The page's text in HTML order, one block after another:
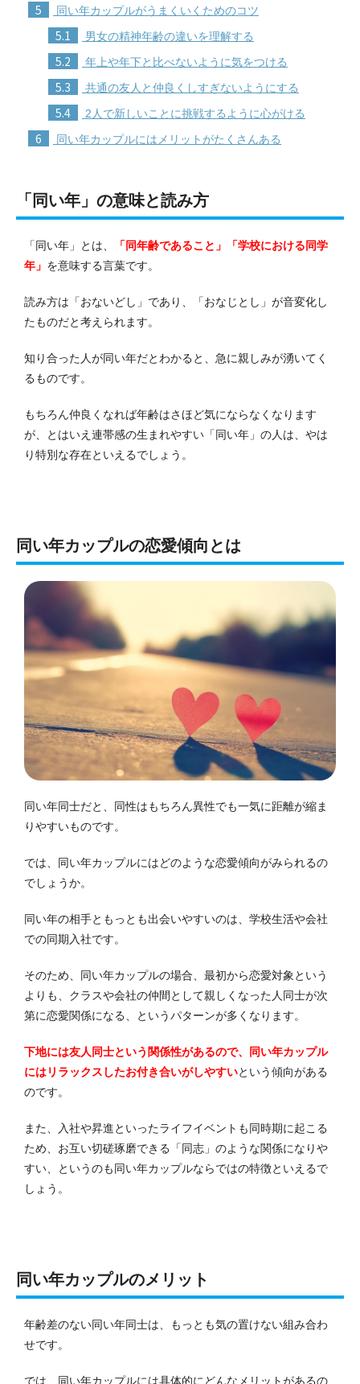
5 同い年カップルがうまくいくためのコツ
5.1 男女の精神年齢の違いを理解する
5.2 年上や年下と比べないように気をつける
5.3 共通の友人と仲良くしすぎないようにする
5.4 2人で新しいことに挑戦するように心がける
6 同い年カップルにはメリットがたくさんある
「同い年」の意味と読み方
「同い年」とは、
「同年齢であること」「学校における同学
年」 を意味する言葉です。
読み方は「おないどし」であり、「おなじとし」が音変化し
たものだと考えられます。
知り合った人が同い年だとわかると、急に親しみが湧いてく
るものです。
もちろん仲良くなれば年齢はさほど気にならなくなります
が、とはいえ連帯感の生まれやすい「同い年」の人は、やは
り特別な存在といえるでしょう。
同い年カップルの恋愛傾向とは
同い年同士だと、同性はもちろん異性でも一気に距離が縮ま
りやすいものです。
では、同い年カップルにはどのような恋愛傾向がみられるの
でしょうか。
同い年の相手ともっとも出会いやすいのは、学校生活や会社
での同期入社です。
そのため、同い年カップルの場合、最初から恋愛対象という
よりも、クラスや会社の仲間として親しくなった人同士が次
第に恋愛関係になる、というパターンが多くなります。
下地には友人同士という関係性があるので、同い年カップル
にはリラックスしたお付き合いがしやすいという傾向がある
のです。
また、入社や昇進といったライフイベントも同時期に起こる
ため、お互い切磋琢磨できる「同志」のような関係になりや
すい、というのも同い年カップルならではの特徴といえるで
しょう。
同い年カップルのメリット
年齢差のない同い年同士は、もっとも気の置けない組み合わ
せです。
では、同い年カップルには具体的にどんなメリットがあるの